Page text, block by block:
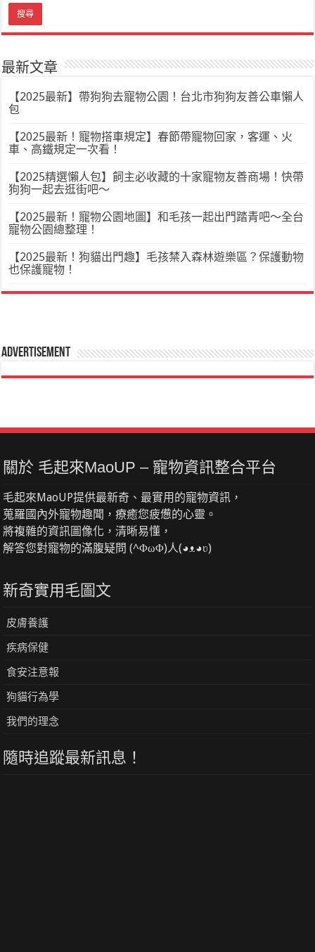
最新文章
【2025最新】帶狗狗去寵物公園！台北市狗狗友善公車懶人
包
【2025最新！寵物搭車規定】春節帶寵物回家，客運、火
車、高鐵規定一次看！
【2025精選懶人包】飼主必收藏的十家寵物友善商場！快帶
狗狗一起去逛街吧～
【2025最新！寵物公園地圖】和毛孩一起出門踏青吧～全台
寵物公園總整理！
【2025最新！狗貓出門趣】毛孩禁入森林遊樂區？保護動物
也保護寵物！
Advertisement
關於 毛起來MaoUP – 寵物資訊整合平台
毛起來MaoUP提供最新奇、最實用的寵物資訊，
蒐羅國內外寵物趣聞，療癒您疲憊的心靈。
將複雜的資訊圖像化，清晰易懂，
解答您對寵物的滿腹疑問 (^ΦωΦ)人(◕ᴥ◕ʋ)
新奇實用毛圖文
皮膚養護
疾病保健
食安注意報
狗貓行為學
我們的理念
隨時追蹤最新訊息！